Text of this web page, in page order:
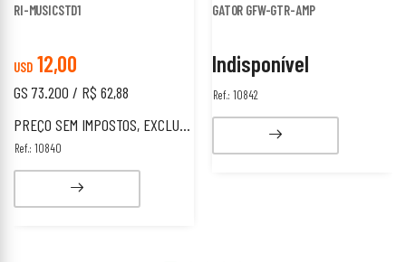
RI-MUSICSTD1
USD 12,00
GS 73.200 / R$ 62,88
PREÇO SEM IMPOSTOS, EXCLUSIVO PARA ESTRANGEIROS.
Ref.: 10840
GATOR GFW-GTR-AMP
Indisponível
Ref.: 10842